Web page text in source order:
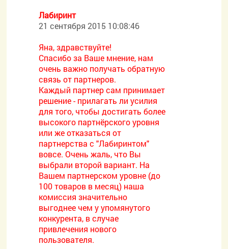
Лабиринт
21 сентября 2015 10:08:46
Яна, здравствуйте!
Спасибо за Ваше мнение, нам
очень важно получать обратную
связь от партнеров.
Каждый партнер сам принимает
решение - прилагать ли усилия
для того, чтобы достигать более
высокого партнёрского уровня
или же отказаться от
партнерства с "Лабиринтом"
вовсе. Очень жаль, что Вы
выбрали второй вариант. На
Вашем партнерском уровне (до
100 товаров в месяц) наша
комиссия значительно
выгоднее чем у упомянутого
конкурента, в случае
привлечения нового
пользователя.